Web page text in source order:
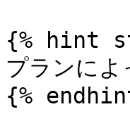
{% hint
プランに
{%